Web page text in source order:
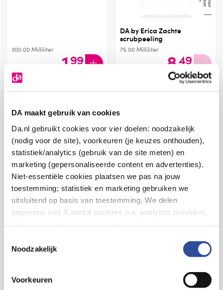
DA maakt gebruik van cookies
Da.nl gebruikt cookies voor vier doelen: noodzakelijk
(nodig voor de site), voorkeuren (je keuzes onthouden),
statistiek/analytics (gebruik van de site meten) en
marketing (gepersonaliseerde content en advertenties).
Niet-essentiële cookies plaatsen we pas na jouw
toestemming; statistiek en marketing gebruiken we
uitsluitend op basis van toestemming. We delen
gegevens met X aantal partners o.a. analytics providers,
en de bewaartermijnen per categorie. Je kunt je keuze op
gegevensverwerking staat in de
Privacyverklaring
Noodzakelijk
Voorkeuren
300.00 Milliliter 1.99
DA by Erica Zachte
scrubpeeling
75.00 Milliliter 8.49
Natracare Inlegkruisjes
mini
30.0 Stuks 2.99
Gentle Day Natte doekjes
van bamboe
10.00 Stuks 2.40